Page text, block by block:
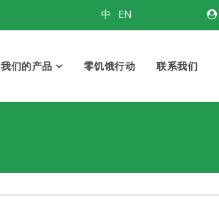
中 EN
我们的产品 零饥饿行动 联系我们